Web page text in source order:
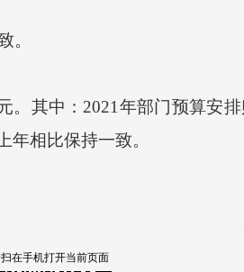
。
其中：2021年部门预算安
相比保持一致。
在手机打开当前页面